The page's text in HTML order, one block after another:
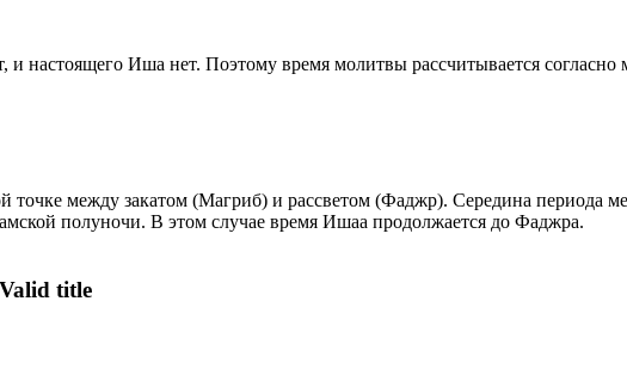
и настоящего Иша нет. Поэтому время молитвы рассчитывается
между закатом (Магриб) и рассветом (Фаджр). Середина периода
полуночи. В этом случае время Ишаа продолжается до Фаджра.
title